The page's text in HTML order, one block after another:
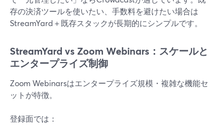
存の決済ツールを使いたい、手数料を避けたい場合は
StreamYard＋既存スタックが長期的にシンプルです。
StreamYard vs Zoom Webinars：スケールと
エンタープライズ制御
Zoom Webinarsはエンタープライズ規模・複雑な機能セ
ットが特徴。
登録面では：